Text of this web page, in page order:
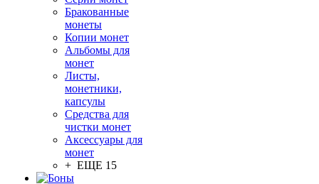
Бракованные
монеты
Копии монет
Альбомы для
монет
Листы,
монетники,
капсулы
Средства для
чистки монет
Аксессуары для
монет
+ ЕЩЕ 15